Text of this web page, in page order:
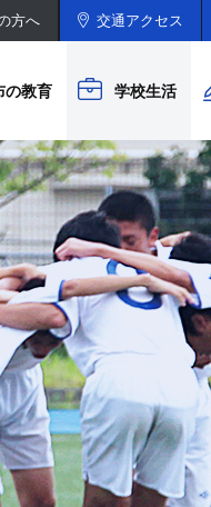
方へ 交通アクセス
の教育 学校生活